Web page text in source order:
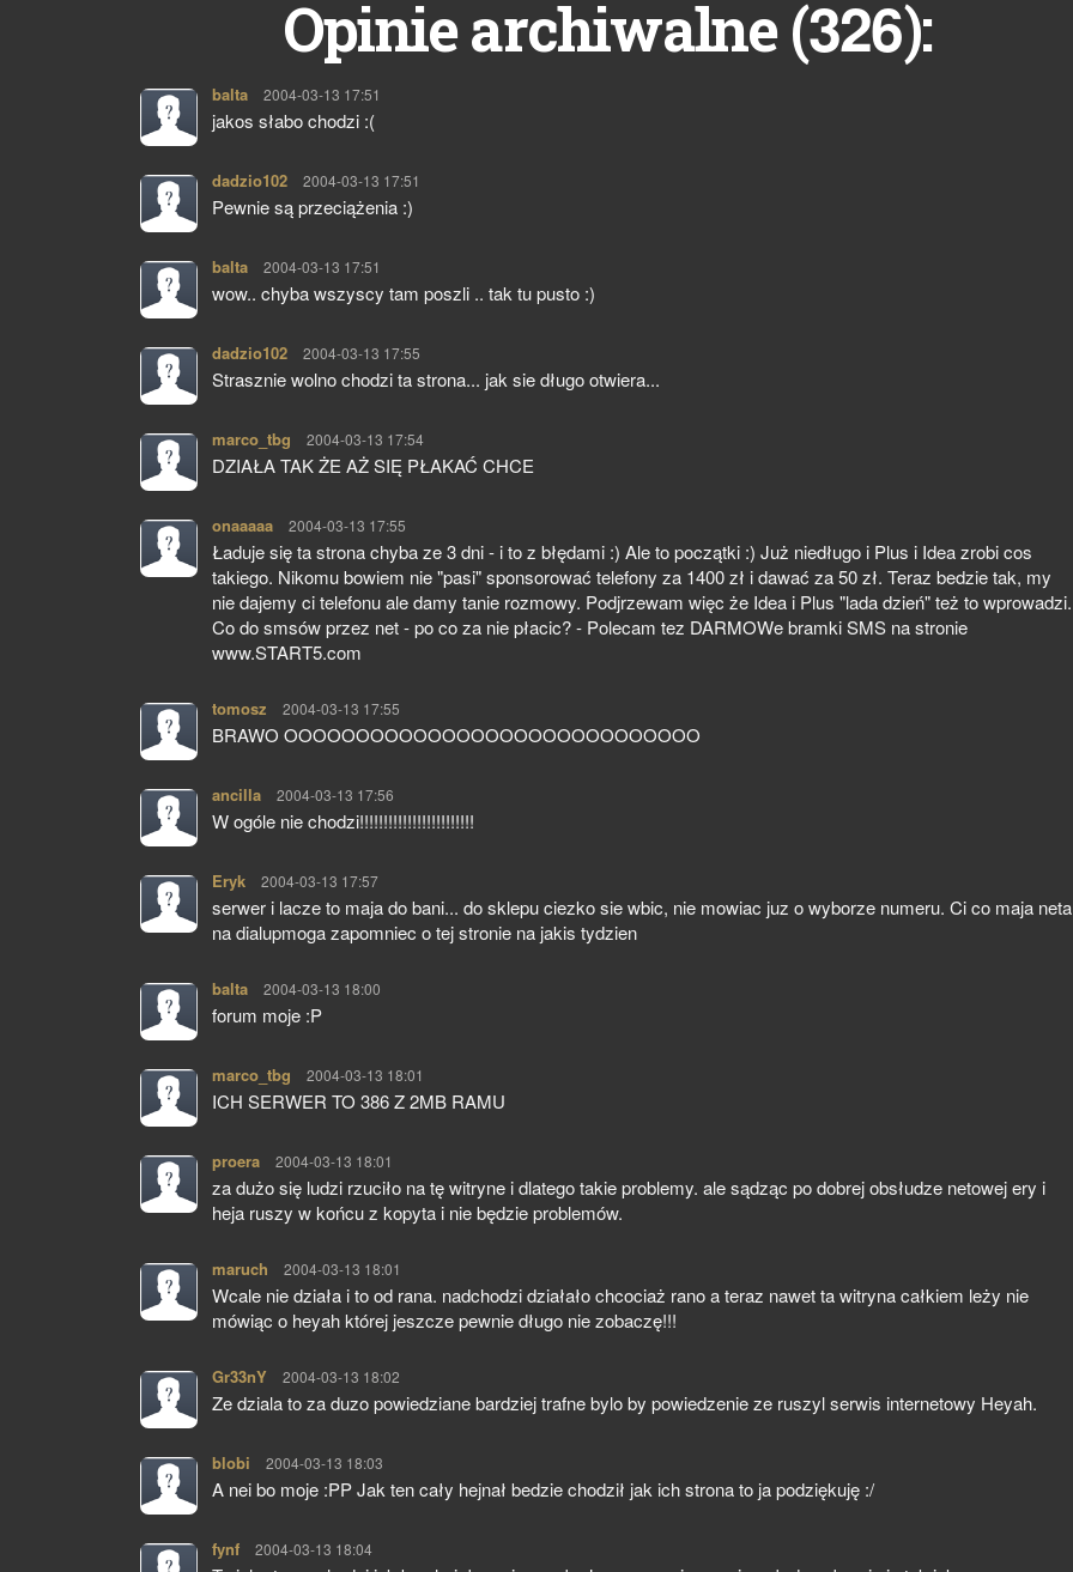
Opinie archiwalne (326):
balta pisze:
2004-03-13 17:51
jakos słabo chodzi :(
dadzio102 pisze:
2004-03-13 17:51
Pewnie są przeciążenia :)
balta pisze:
2004-03-13 17:51
wow.. chyba wszyscy tam poszli .. tak tu pusto :)
dadzio102 pisze:
2004-03-13 17:55
Strasznie wolno chodzi ta strona... jak sie długo otwiera...
marco_tbg pisze:
2004-03-13 17:54
DZIAŁA TAK ŻE AŻ SIĘ PŁAKAĆ CHCE
onaaaaa pisze:
2004-03-13 17:55
Ładuje się ta strona chyba ze 3 dni - i to z błędami :) Ale to początki :) Już niedługo i Plus i Idea zrobi cos
takiego. Nikomu bowiem nie "pasi" sponsorować telefony za 1400 zł i dawać za 50 zł. Teraz bedzie tak, my
nie dajemy ci telefonu ale damy tanie rozmowy. Podjrzewam więc że Idea i Plus "lada dzień" też to wprowadzi.
Co do smsów przez net - po co za nie płacic? - Polecam tez DARMOWe bramki SMS na stronie
www.START5.com
tomosz pisze:
2004-03-13 17:55
BRAWO OOOOOOOOOOOOOOOOOOOOOOOOOOOOO
ancilla pisze:
2004-03-13 17:56
W ogóle nie chodzi!!!!!!!!!!!!!!!!!!!!!!!!
Eryk pisze:
2004-03-13 17:57
serwer i lacze to maja do bani... do sklepu ciezko sie wbic, nie mowiac juz o wyborze numeru. Ci co maja neta
na dialupmoga zapomniec o tej stronie na jakis tydzien
balta pisze:
2004-03-13 18:00
forum moje :P
marco_tbg pisze:
2004-03-13 18:01
ICH SERWER TO 386 Z 2MB RAMU
proera pisze:
2004-03-13 18:01
za dużo się ludzi rzuciło na tę witryne i dlatego takie problemy. ale sądząc po dobrej obsłudze netowej ery i
heja ruszy w końcu z kopyta i nie będzie problemów.
maruch pisze:
2004-03-13 18:01
Wcale nie działa i to od rana. nadchodzi działało chcociaż rano a teraz nawet ta witryna całkiem leży nie
mówiąc o heyah której jeszcze pewnie długo nie zobaczę!!!
Gr33nY pisze:
2004-03-13 18:02
Ze dziala to za duzo powiedziane bardziej trafne bylo by powiedzenie ze ruszyl serwis internetowy Heyah.
blobi pisze:
2004-03-13 18:03
A nei bo moje :PP Jak ten cały hejnał bedzie chodził jak ich strona to ja podziękuję :/
fynf pisze:
2004-03-13 18:04